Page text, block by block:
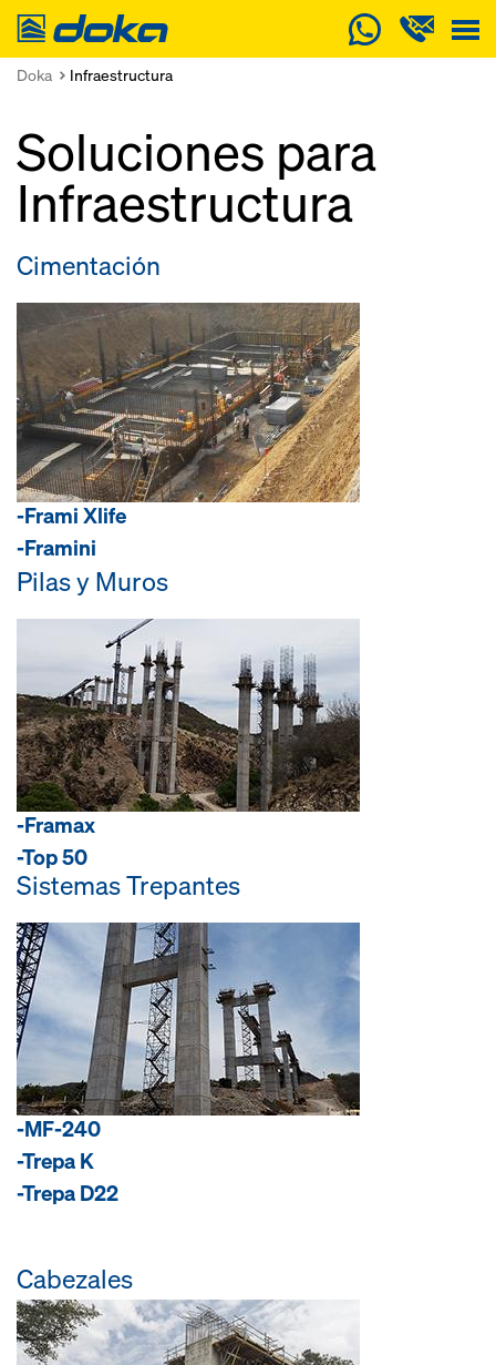
Doka
Doka Infraestructura
Soluciones para
Infraestructura
Cimentación
-Frami Xlife
-Framini
Pilas y Muros
-Framax
-Top 50
Sistemas Trepantes
-MF-240
-Trepa K
-Trepa D22
Cabezales